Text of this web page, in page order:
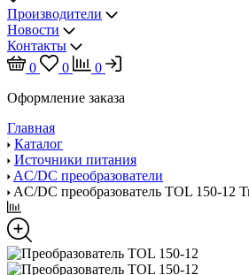
Производители
Новости
Контакты
0
0
0
Оформление заказа
Главная
Каталог
Источники питания
AC/DC преобразователи
AC/DC преобразователь TOL 150-12